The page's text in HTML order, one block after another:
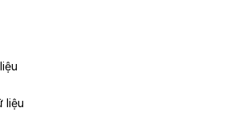
liệu